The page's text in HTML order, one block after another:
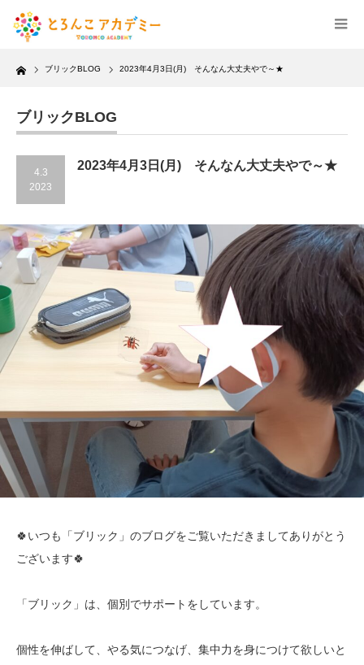
Home ブリックBLOG 2023年4月3日(月) そんなん大丈夫やで～★
ブリックBLOG
4.3
2023
2023年4月3日(月) そんなん大丈夫やで～★
🍀いつも「ブリック」のブログをご覧いただきましてありがとう
ございます🍀
「ブリック」は、個別でサポートをしています。
個性を伸ばして、やる気につなげ、集中力を身につけて欲しいと